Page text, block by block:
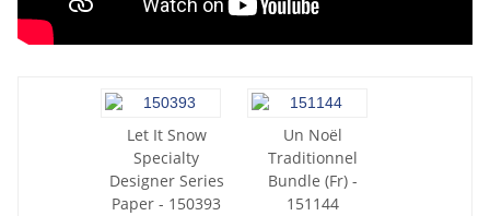
Let It Snow
Specialty
Designer Series
Paper - 150393
Un Noël
Traditionnel
Bundle (Fr) -
151144